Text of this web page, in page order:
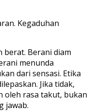
Kegaduhan
berat. Berani diam
menunda
dari sensasi. Etika
Jika tidak,
oleh rasa takut, bukan
jawab.